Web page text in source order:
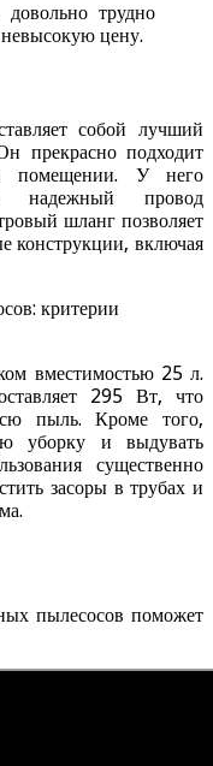
трудно
цену.
собой лучший
прекрасно подходит
помещении. У него
надежный провод
шланг позволяет
конструкции, включая
вместимостью 25 л.
295 Вт, что
пыль. Кроме того,
уборку и выдувать
существенно
засоры в трубах и
пылесосов поможет